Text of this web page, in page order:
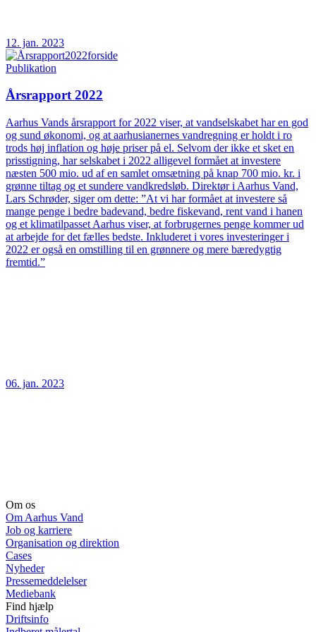
12. jan. 2023
Publikation
Årsrapport 2022
Aarhus Vands årsrapport for 2022 viser, at vandselskabet har en god
og sund økonomi, og at aarhusianernes vandregning er holdt i ro
trods høj inflation og høje priser på el. Selvom der ikke et sket en
prisstigning, har selskabet i 2022 alligevel formået at investere
næsten 500 mio. ud af en samlet omsætning på knap 700 mio. kr. i
grønne tiltag og et sundere vandkredsløb. Direktør i Aarhus Vand,
Lars Schrøder, siger om dette: ”At vi har formået at investere så
mange penge i bedre badevand, bedre fiskevand, rent vand i hanen
og et klimatilpasset Aarhus viser, at forbrugernes penge kommer ud
at arbejde for det fælles bedste. Inkluderet i vores investeringer i
2022 er også en omstilling til en grønnere og mere bæredygtig
fremtid.”
06. jan. 2023
Om os
Om Aarhus Vand
Job og karriere
Organisation og direktion
Cases
Nyheder
Pressemeddelelser
Mediebank
Find hjælp
Driftsinfo